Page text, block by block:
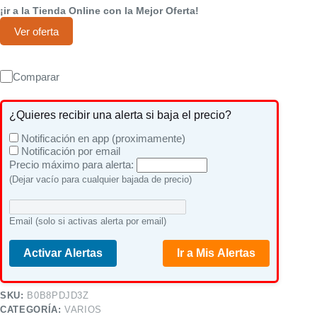
¡ir a la Tienda Online con la Mejor Oferta!
Ver oferta
Comparar
¿Quieres recibir una alerta si baja el precio?
Notificación en app (proximamente)
Notificación por email
Precio máximo para alerta:
(Dejar vacío para cualquier bajada de precio)
Email (solo si activas alerta por email)
Activar Alertas Ir a Mis Alertas
SKU: B0B8PDJD3Z
CATEGORÍA:VARIOS